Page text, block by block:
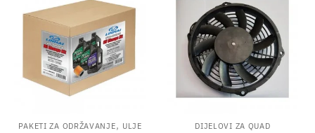
PAKETI ZA ODRŽAVANJE, ULJE DIJELOVI ZA QUAD